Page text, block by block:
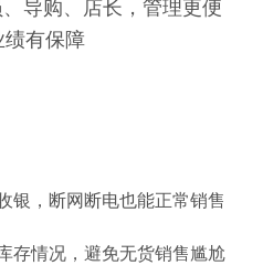
导购、店长，管理更便
绩有保障
银，断网断电也能正常销售
存情况，避免无货销售尴尬